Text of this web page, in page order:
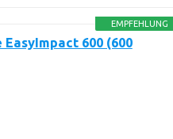
EMPFEHLUNG
600 (600